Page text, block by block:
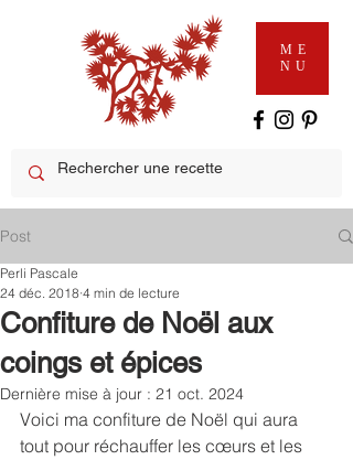
ME
NU
Post
Confiture de Noël aux
coings et épices
Perli Pascale
24 déc. 2018 4 min de lecture
Dernière mise à jour : 21 oct. 2024
Voici ma confiture de Noël qui aura
tout pour réchauffer les cœurs et les